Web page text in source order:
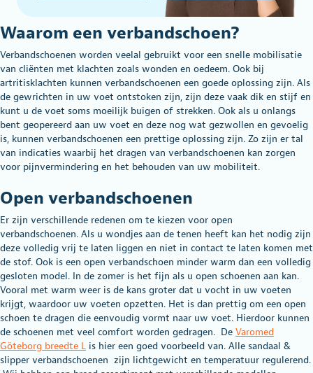
Waarom een verbandschoen?
Verbandschoenen worden veelal gebruikt voor een snelle mobilisatie
van cliënten met klachten zoals wonden en oedeem. Ook bij
artritisklachten kunnen verbandschoenen een goede oplossing zijn. Als
de gewrichten in uw voet ontstoken zijn, zijn deze vaak dik en stijf en
kunt u de voet soms moeilijk buigen of strekken. Ook als u onlangs
bent geopereerd aan uw voet en deze nog wat gezwollen en gevoelig
is, kunnen verbandschoenen een prettige oplossing zijn. Zo zijn er tal
van indicaties waarbij het dragen van verbandschoenen kan zorgen
voor pijnvermindering en het behouden van uw mobiliteit.
Open verbandschoenen
Er zijn verschillende redenen om te kiezen voor open
verbandschoenen. Als u wondjes aan de tenen heeft kan het nodig zijn
deze volledig vrij te laten liggen en niet in contact te laten komen met
de stof. Ook is een open verbandschoen minder warm dan een volledig
gesloten model. In de zomer is het fijn als u open schoenen aan kan.
Vooral met warm weer is de kans groter dat u vocht in uw voeten
krijgt, waardoor uw voeten opzetten. Het is dan prettig om een open
schoen te dragen die eenvoudig vormt naar uw voet. Hierdoor kunnen
de schoenen met veel comfort worden gedragen. De Varomed
Göteborg breedte L is hier een goed voorbeeld van. Alle sandaal &
slipper verbandschoenen zijn lichtgewicht en temperatuur regulerend.